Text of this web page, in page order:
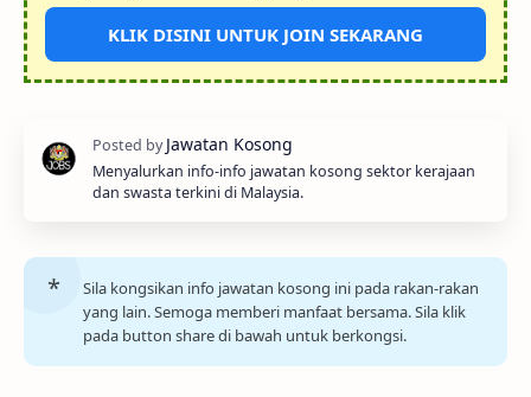
KLIK DISINI UNTUK JOIN SEKARANG
Menyalurkan info-info jawatan kosong sektor kerajaan
dan swasta terkini di Malaysia.
Sila kongsikan info jawatan kosong ini pada rakan-rakan
yang lain. Semoga memberi manfaat bersama. Sila klik
pada button share di bawah untuk berkongsi.